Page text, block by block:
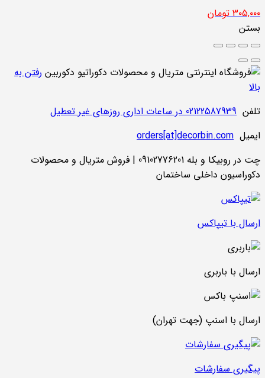
۳۰۵,۰۰۰ تومان
بستن
رفتن به
بالا
تلفن 02122587939 در ساعات اداری روزهای غیر تعطیل
ایمیل orders[at]decorbin.com
چت در روبیکا و بله 09102776201 | فروش متریال و محصولات
دکوراسیون داخلی ساختمان
ارسال با تیپاکس
ارسال با باربری
ارسال با اسنپ (جهت تهران)
پیگیری سفارشات